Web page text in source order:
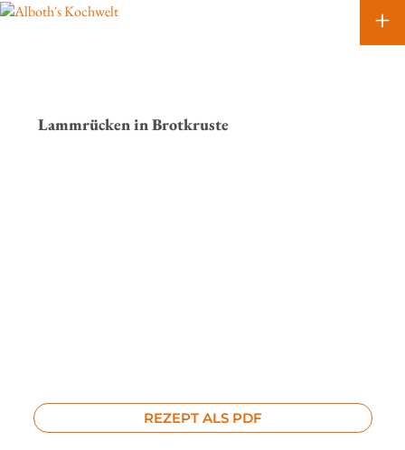
+
Lammrücken in Brotkruste
REZEPT ALS PDF